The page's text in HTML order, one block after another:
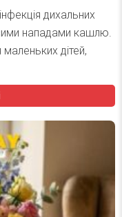
дихальних
нападами кашлю.
дітей,